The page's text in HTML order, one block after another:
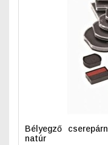
Bélyegző
natúr